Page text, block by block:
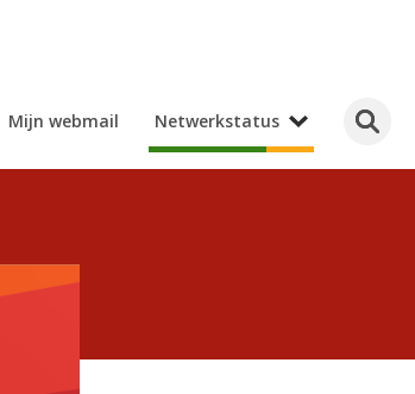
Mijn webmail Netwerkstatus